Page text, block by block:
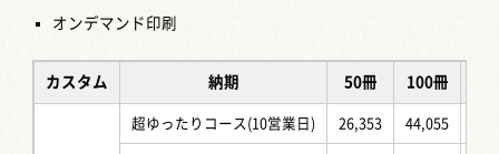
オンデマンド印刷
カスタム 納期 50冊 100冊
超ゆったりコース(10営業日) 26,353 44,055